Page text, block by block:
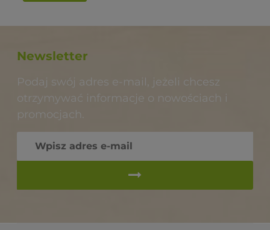
Newsletter
Podaj swój adres e-mail, jeżeli chcesz
otrzymywać informacje o nowościach i
promocjach.